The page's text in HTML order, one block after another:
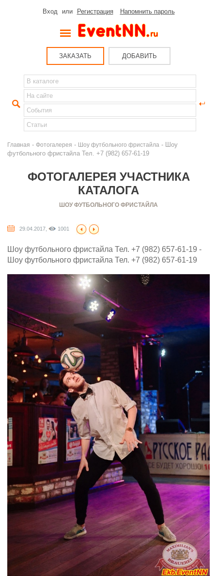
Вход или Регистрация Напомнить пароль
ЗАКАЗАТЬ ДОБАВИТЬ
Главная - Фотогалерея - Шоу футбольного фристайла - Шоу
футбольного фристайла Тел. +7 (982) 657-61-19
ФОТОГАЛЕРЕЯ УЧАСТНИКА
КАТАЛОГА
ШОУ ФУТБОЛЬНОГО ФРИСТАЙЛА
29.04.2017, 1001
Шоу футбольного фристайла Тел. +7 (982) 657-61-19 -
Шоу футбольного фристайла Тел. +7 (982) 657-61-19